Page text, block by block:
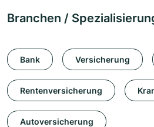
Branchen /
Bank Versicherung
Rentenversicherung
Autoversicherung